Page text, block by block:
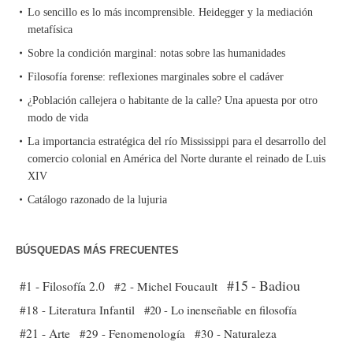
Lo sencillo es lo más incomprensible. Heidegger y la mediación
metafísica
Sobre la condición marginal: notas sobre las humanidades
Filosofía forense: reflexiones marginales sobre el cadáver
¿Población callejera o habitante de la calle? Una apuesta por otro
modo de vida
La importancia estratégica del río Mississippi para el desarrollo del
comercio colonial en América del Norte durante el reinado de Luis
XIV
Catálogo razonado de la lujuria
BÚSQUEDAS MÁS FRECUENTES
#1 - Filosofía 2.0 #2 - Michel Foucault #15 - Badiou
#18 - Literatura Infantil #20 - Lo inenseñable en filosofía
#21 - Arte #29 - Fenomenología
#30 - Naturaleza